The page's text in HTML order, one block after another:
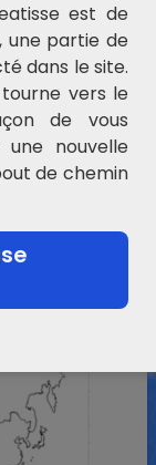
est de
une partie de
dans le site.
vers le
de vous
nouvelle
de chemin